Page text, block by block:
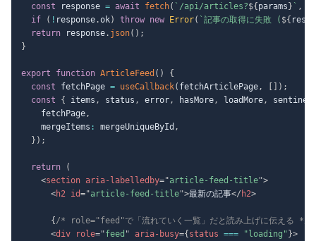
const response = await fetch( ` /api/articles?${ params } ` ,
if
( ! response.ok) throw new Error( ` 記事の取得に失敗 ( ${
return response. json( ) ;
}
export function ArticleFeed ( )
{
const fetchPage = useCallback( fetchArticlePage, ) ;
const
{ items , status , error, hasMore, loadMore,
    fetchPage
,
    mergeItems
: mergeUniqueById ,
} ) ;
return
(
<section aria-labelledby="article-feed-title">
<h2 id="article-feed-title">最新の記事</ h2>
{ /* role="feed"で「流れていく一覧」だと読み上げに伝える */
<div role="feed " aria-busy={ status === "loading" }>